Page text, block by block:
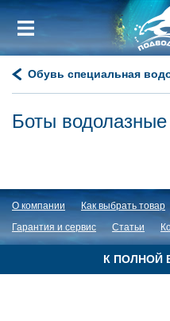
Обувь специальная
Боты
О компании Как выбрать товар
Гарантия и сервис
Статьи
К ПОЛНОЙ